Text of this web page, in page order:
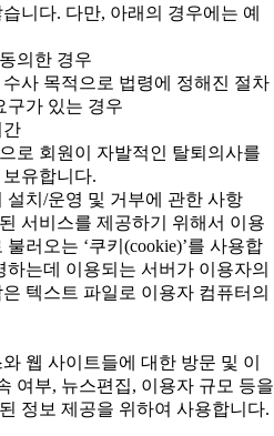
니다. 다만, 아래의 경우에는 예
의한 경우
사 목적으로 법령에 정해진 절차
구가 있는 경우
간
로 회원이 자발적인 탈퇴의사를
유합니다.
설치/운영 및 거부에 관한 사항
서비스를 제공하기 위해서 이용
러오는 ‘쿠키(cookie)’를 사용합
는데 이용되는 서버가 이용자의
텍스트 파일로 이용자 컴퓨터의
웹 사이트들에 대한 방문 및 이
여부, 뉴스편집, 이용자 규모 등을
정보 제공을 위하여 사용합니다.